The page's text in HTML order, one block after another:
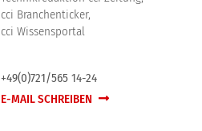
cci Branchenticker,
cci Wissensportal
+49(0)721/565 14-24
E-MAIL SCHREIBEN